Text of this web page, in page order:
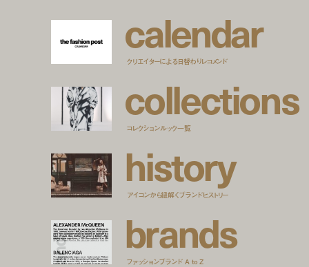
calendar
クリエイターによる日替わりレコメンド
collections
コレクションルック一覧
history
アイコンから紐解くブランドヒストリー
brands
ファッションブランド A to Z